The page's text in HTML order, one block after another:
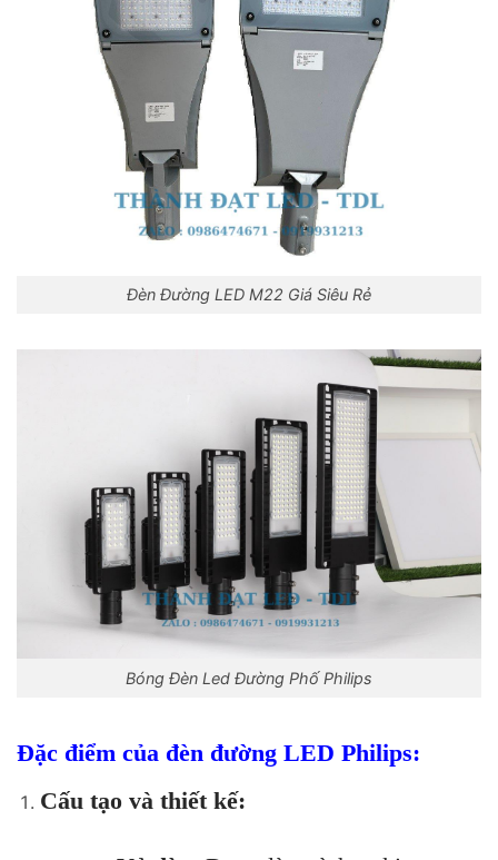
Đèn Đường LED M22 Giá Siêu Rẻ
Bóng Đèn Led Đường Phố Philips
Đặc điểm của đèn đường LED Philips:
Cấu tạo và thiết kế: